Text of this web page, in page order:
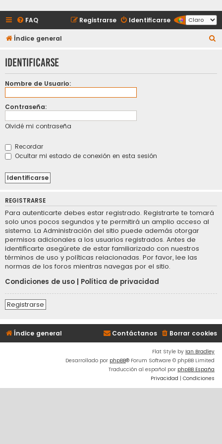
FAQ Identificarse
Registrarse
Índice general
c
Identificarse
Nombre de Usuario:
Contraseña:
Olvidé mi contraseña
Recordar
Ocultar mi estado de conexión en esta sesión
REGISTRARSE
Para autenticarte debes estar registrado. Registrarte te tomará
solo unos pocos segundos y te permitirá un amplio acceso al
sistema. La Administración del sitio puede además otorgar
permisos adicionales a los usuarios registrados. Antes de
identificarte asegúrete de estar familiarizado con nuestros
términos de uso y políticas relacionadas. Por favor, lee las
normas de los foros mientras navegas por el sitio.
Condiciones de uso
Política de privacidad
Registrarse
Índice general Borrar cookies
Contáctanos
Flat Style by Ian Bradley
Desarrollado por phpBB® Forum Software © phpBB Limited
Traducción al español por phpBB España
Privacidad | Condiciones